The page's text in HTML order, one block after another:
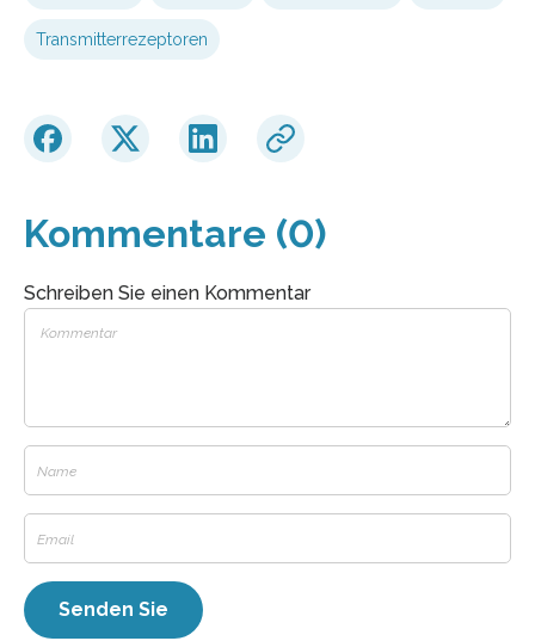
Transmitterrezeptoren
Kommentare (0)
Schreiben Sie einen Kommentar